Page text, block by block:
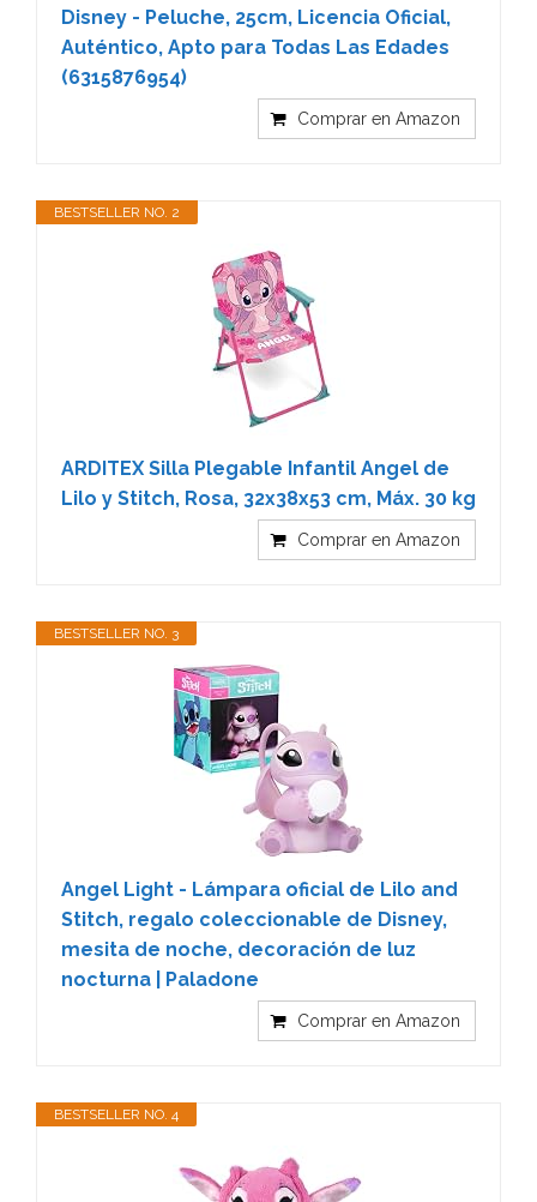
Disney - Peluche, 25cm, Licencia Oficial,
Auténtico, Apto para Todas Las Edades
(6315876954)
Comprar en Amazon
BESTSELLER NO. 2
ARDITEX Silla Plegable Infantil Angel de
Lilo y Stitch, Rosa, 32x38x53 cm, Máx. 30 kg
Comprar en Amazon
BESTSELLER NO. 3
Angel Light - Lámpara oficial de Lilo and
Stitch, regalo coleccionable de Disney,
mesita de noche, decoración de luz
nocturna | Paladone
Comprar en Amazon
BESTSELLER NO. 4